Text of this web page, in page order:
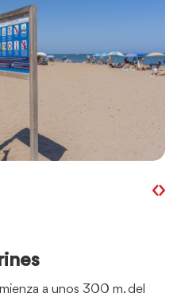
a unos 300 m. del